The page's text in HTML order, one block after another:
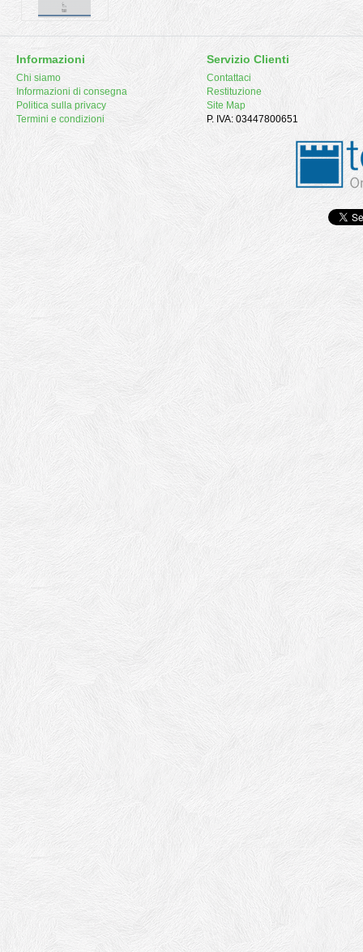
Informazioni
Chi siamo
Informazioni di consegna
Politica sulla privacy
Termini e condizioni
Servizio Clienti
Contattaci
Restituzione
Site Map
P. IVA: 03447800651